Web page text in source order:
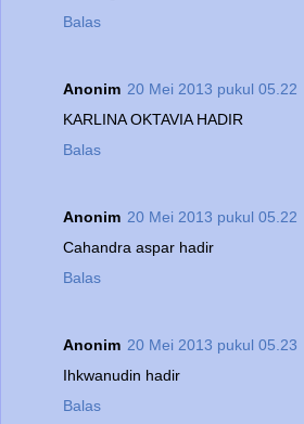
Balas
Anonim 20 Mei 2013 pukul 05.22
KARLINA OKTAVIA HADIR
Balas
Anonim 20 Mei 2013 pukul 05.22
Cahandra aspar hadir
Balas
Anonim 20 Mei 2013 pukul 05.23
Ihkwanudin hadir
Balas